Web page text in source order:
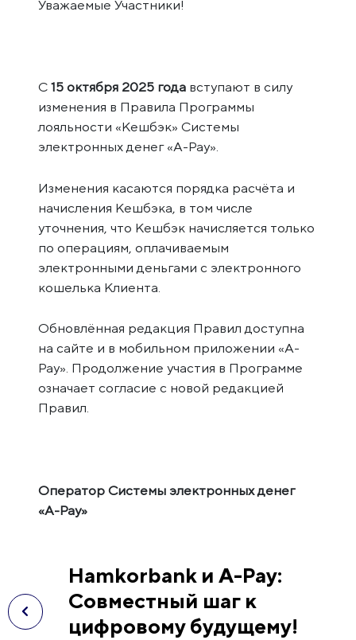
Уважаемые Участники!
С15 октября 2025 года вступают в силу
изменения в Правила Программы
лояльности «Кешбэк» Системы
электронных денег «A-Pay».
Изменения касаются порядка расчёта и
начисления Кешбэка, в том числе
уточнения, что Кешбэк начисляется только
по операциям, оплачиваемым
электронными деньгами с электронного
кошелька Клиента.
Обновлённая редакция Правил доступна
на сайте и в мобильном приложении «A-
Pay». Продолжение участия в Программе
означает согласие с новой редакцией
Правил.
Оператор Системы электронных денег
«A-Pay»
Hamkorbank и A-Pay:
Совместный шаг к
цифровому будущему!